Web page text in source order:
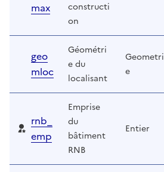
max
constructi
on
geo
mloc
Géométri
e du
localisant
Geometri
e
rnb_
emp
Emprise
du
bâtiment
RNB
Entier